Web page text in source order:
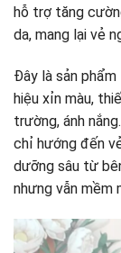
hỗ trợ tăng
da, mang lại vẻ
Đây là sản
hiệu xỉn màu,
trường, ánh
chỉ hướng đến
dưỡng sâu từ
nhưng vẫn mềm